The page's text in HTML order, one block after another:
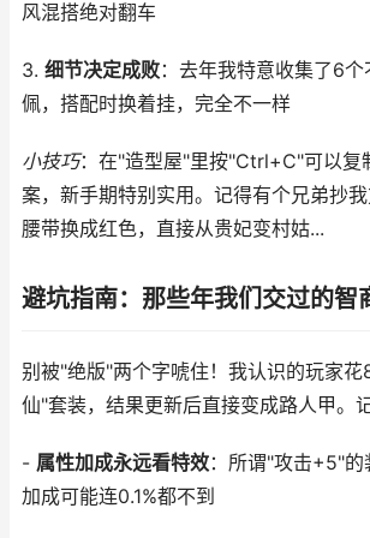
风混搭绝对翻车
3. 细节决定成败：去年我特意收集了6
佩，搭配时换着挂，完全不一样
小技巧：在"造型屋"里按"Ctrl+C"可以复
案，新手期特别实用。记得有个兄弟抄
腰带换成红色，直接从贵妃变村姑...
避坑指南：那些年我们交过的智
别被"绝版"两个字唬住！我认识的玩家
仙"套装，结果更新后直接变成路人甲。
- 属性加成永远看特效：所谓"攻击+5"的
加成可能连0.1%都不到